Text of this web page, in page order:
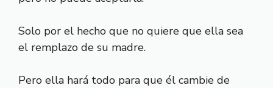
Solo por el hecho que no quiere que ella sea
el remplazo de su madre.
Pero ella hará todo para que él cambie de